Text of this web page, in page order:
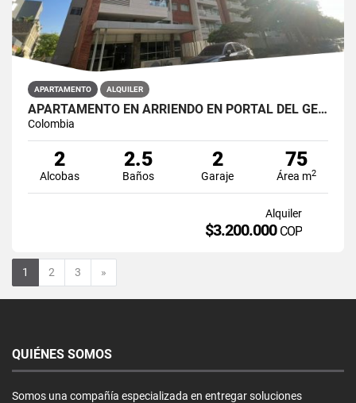
APARTAMENTO ALQUILER
APARTAMENTO EN ARRIENDO EN PORTAL DEL GENOVES
Colombia
2
Alcobas
2.5
Baños
2
Garaje
75
Área m2
Alquiler
$3.200.000 COP
1 2 3 »
QUIÉNES SOMOS
Somos una compañía especializada en entregar soluciones